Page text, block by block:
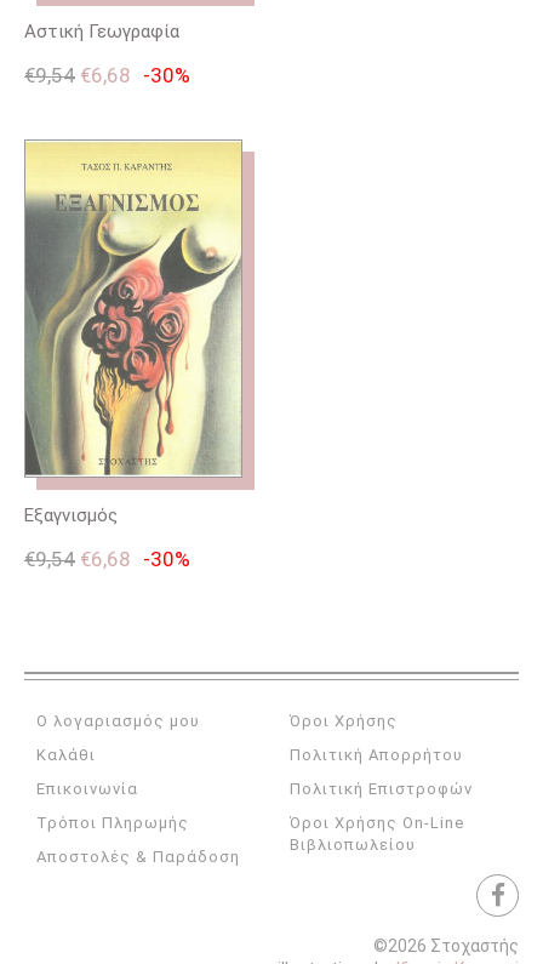
Αστική Γεωγραφία
€9,54 €6,68 -30%
Εξαγνισμός
€9,54 €6,68 -30%
Ο λογαριασμός μου
Καλάθι
Επικοινωνία
Τρόποι Πληρωμής
Αποστολές & Παράδοση
Όροι Χρήσης
Πολιτική Απορρήτου
Πολιτική Επιστροφών
Όροι Χρήσης On-Line
Βιβλιοπωλείου
©2026 Στοχαστής